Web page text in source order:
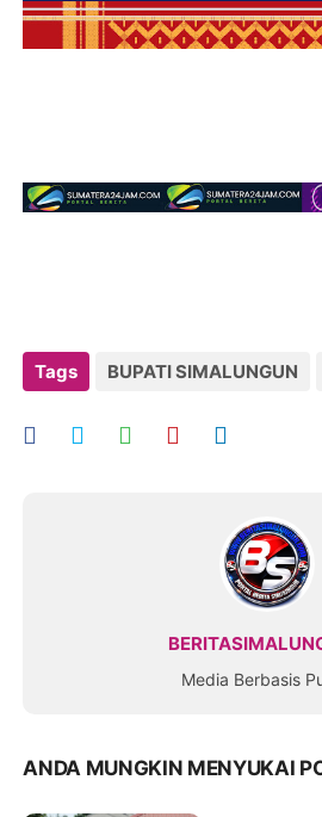
Tags BUPATI SIMALUNGUN
Media Berbasis
ANDA MUNGKIN MENYUKAI